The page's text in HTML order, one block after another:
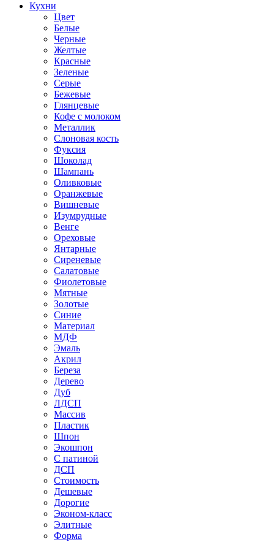
Кухни
Цвет
Белые
Черные
Желтые
Красные
Зеленые
Серые
Бежевые
Глянцевые
Кофе с молоком
Металлик
Слоновая кость
Фуксия
Шоколад
Шампань
Оливковые
Оранжевые
Вишневые
Изумрудные
Венге
Ореховые
Янтарные
Сиреневые
Салатовые
Фиолетовые
Мятные
Золотые
Синие
Материал
МДФ
Эмаль
Акрил
Береза
Дерево
Дуб
ЛДСП
Массив
Пластик
Шпон
Экошпон
С патиной
ДСП
Стоимость
Дешевые
Дорогие
Эконом-класс
Элитные
Форма